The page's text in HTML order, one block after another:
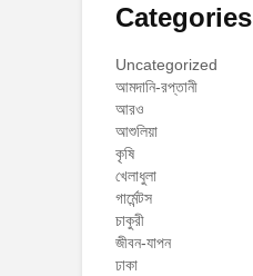
Categories
Uncategorized
আমদানি-রপ্তানী
আরও
আশুলিয়া
কৃষি
খেলাধুলা
গার্মেন্টস
চাকুরী
জীবন-যাপন
ঢাকা